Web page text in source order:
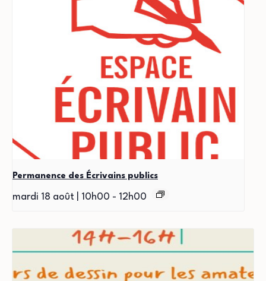
Permanence des Écrivains publics
mardi 18 août | 10h00 - 12h00